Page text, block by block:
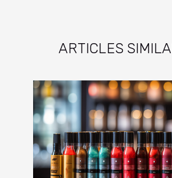
ARTICLES